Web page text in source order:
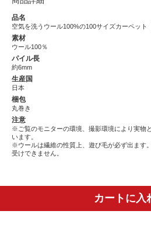
品名
空気を洗うウール100%の100サイズカーペット
素材
ウール100％
パイル長
約6mm
生産国
日本
梱包
丸巻き
注意
※ご覧のモニターの環境、撮影環境により実物
います。
※ウールは繊維の性質上、遊び毛が必ず出ます
受けできません。
カートに入